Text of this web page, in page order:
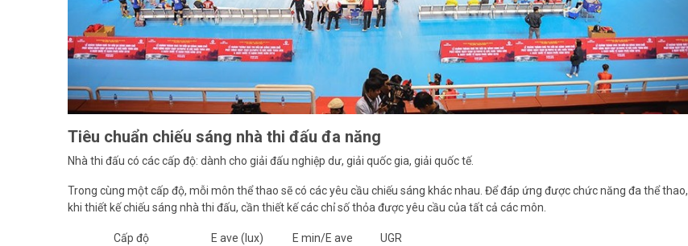
Tiêu chuẩn chiếu sáng nhà thi đấu đa năng
Nhà thi đấu có các cấp độ: dành cho giải đấu nghiệp dư, giải quốc gia, giải quốc tế.
Trong cùng một cấp độ, mỗi môn thể thao sẽ có các yêu cầu chiếu sáng khác nhau. Để đáp ứng được chức năng đa thể thao,
khi thiết kế chiếu sáng nhà thi đấu, cần thiết kế các chỉ số thỏa được yêu cầu của tất cả các môn.
Cấp độ E ave (lux) E min/E ave
UGR